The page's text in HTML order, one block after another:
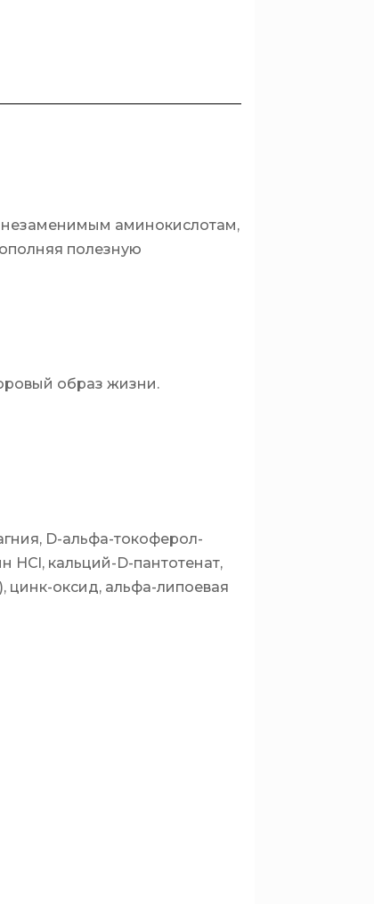
незаменимым аминокислотам,
полезную
образ жизни.
D-альфа-токоферол-
HCl, кальций-D-пантотенат,
цинк-оксид, альфа-липоевая